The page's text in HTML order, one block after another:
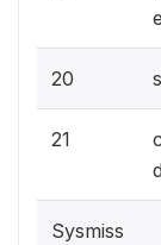
20
21
Sysmiss